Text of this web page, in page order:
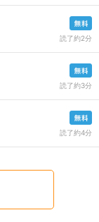
読了約2分
読了約3分
読了約4分